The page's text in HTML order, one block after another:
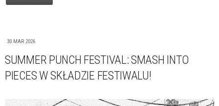
30 MAR 2026
SUMMER PUNCH FESTIVAL: SMASH INTO
PIECES W SKŁADZIE FESTIWALU!